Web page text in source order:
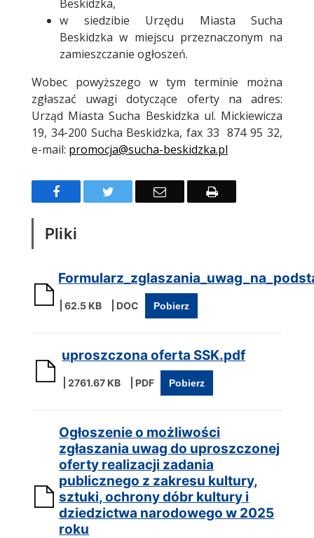
Beskidzka,
w siedzibie Urzędu Miasta Sucha
Beskidzka w miejscu przeznaczonym na
zamieszczanie ogłoszeń.
Wobec powyższego w tym terminie można
zgłaszać uwagi dotyczące oferty na adres:
Urząd Miasta Sucha Beskidzka ul. Mickiewicza
19, 34-200 Sucha Beskidzka, fax 33 874 95 32,
e-mail: promocja@sucha-beskidzka.pl
FacebookTwitter Email Drukuj
Pliki
62.5 KB Pobierz
uproszczona oferta SSK.pdf
2761.67 KB Pobierz
Ogłoszenie o możliwości
zgłaszania uwag do uproszczonej
oferty realizacji zadania
publicznego z zakresu kultury,
sztuki, ochrony dóbr kultury i
dziedzictwa narodowego w 2025
roku